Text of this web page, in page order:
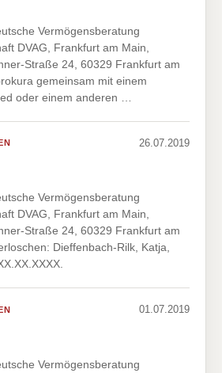
Vermögensberatung
DVAG, Frankfurt am Main,
Straße 24, 60329 Frankfurt am
gemeinsam mit einem
oder einem anderen …
26.07.2019
Vermögensberatung
DVAG, Frankfurt am Main,
Straße 24, 60329 Frankfurt am
Dieffenbach-Rilk, Katja,
01.07.2019
Vermögensberatung